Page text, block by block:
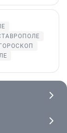
ГОРОСКОП